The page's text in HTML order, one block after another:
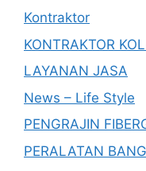
Kontraktor
KONTRAKTOR
LAYANAN JASA
News – Life Style
PENGRAJIN
PERALATAN